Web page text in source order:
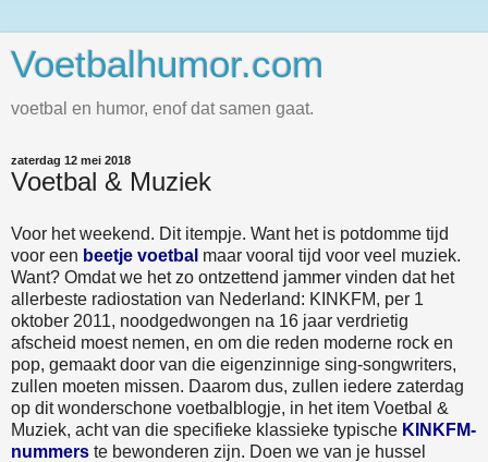
Voetbalhumor.com
voetbal en humor, enof dat samen gaat.
zaterdag 12 mei 2018
Voetbal & Muziek
Voor het weekend. Dit itempje. Want het is potdomme tijd
voor een beetje voetbal maar vooral tijd voor veel muziek.
Want? Omdat we het zo ontzettend jammer vinden dat het
allerbeste radiostation van Nederland: KINKFM, per 1
oktober 2011, noodgedwongen na 16 jaar verdrietig
afscheid moest nemen, en om die reden moderne rock en
pop, gemaakt door van die eigenzinnige sing-songwriters,
zullen moeten missen. Daarom dus, zullen iedere zaterdag
op dit wonderschone voetbalblogje, in het item Voetbal &
Muziek, acht van die specifieke klassieke typische KINKFM-
nummers te bewonderen zijn. Doen we van je hussel